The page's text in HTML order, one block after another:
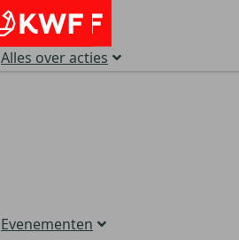
Alles over acties
Evenementen